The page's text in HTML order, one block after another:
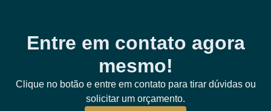
Entre em contato agora
mesmo!
Clique no botão e entre em contato para tirar dúvidas ou
solicitar um orçamento.